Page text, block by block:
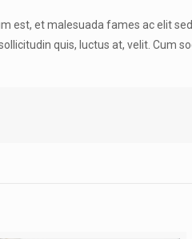
est, et malesuada fames ac elit
quis, luctus at, velit. Cum